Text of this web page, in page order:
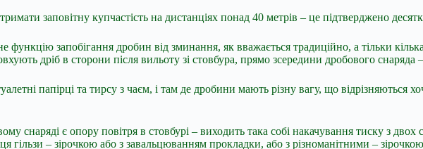
заповітну купчастість на дистанціях понад 40 метрів – це підтверджено
функцію запобігання дробин від зминання, як вважається традиційно, а тільки
дріб в сторони після вильоту зі стовбура, прямо зсередини дробового
папірці та тирсу з чаєм, і там де дробини мають різну вагу, що відрізняються
снаряді є опору повітря в стовбурі – виходить така собі накачування тиску з двох
гільзи – зірочкою або з завальцюванням прокладки, або з різноманітними –